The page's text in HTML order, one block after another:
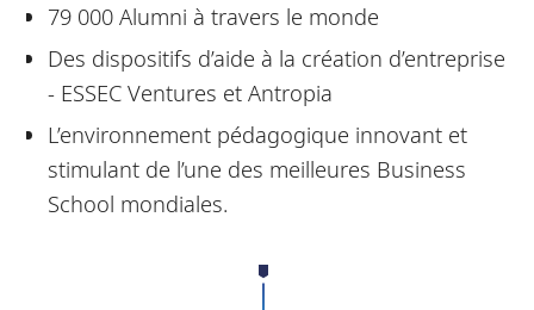
79 000 Alumni à travers le monde
Des dispositifs d’aide à la création d’entreprise
- ESSEC Ventures et Antropia
L’environnement pédagogique innovant et
stimulant de l’une des meilleures Business
School mondiales.